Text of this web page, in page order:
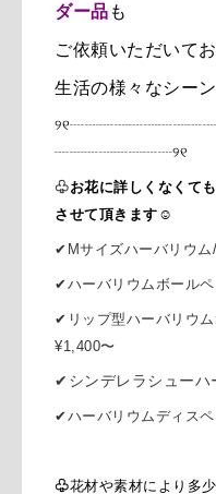
ダー品 も
ご依頼いただいてお
生活の様々なシー
┈┈┈┈┈┈┈┈୨୧
♧お花に詳しくなくて
させて頂きます☺️
✔︎Mサイズハーバリウム/
✔︎ハーバリウムボールペ
✔︎リップ型ハーバリウ
¥1,400〜
✔︎ シンデレラシューハ
✔︎ハーバリウムディス
♧花材や素材により多